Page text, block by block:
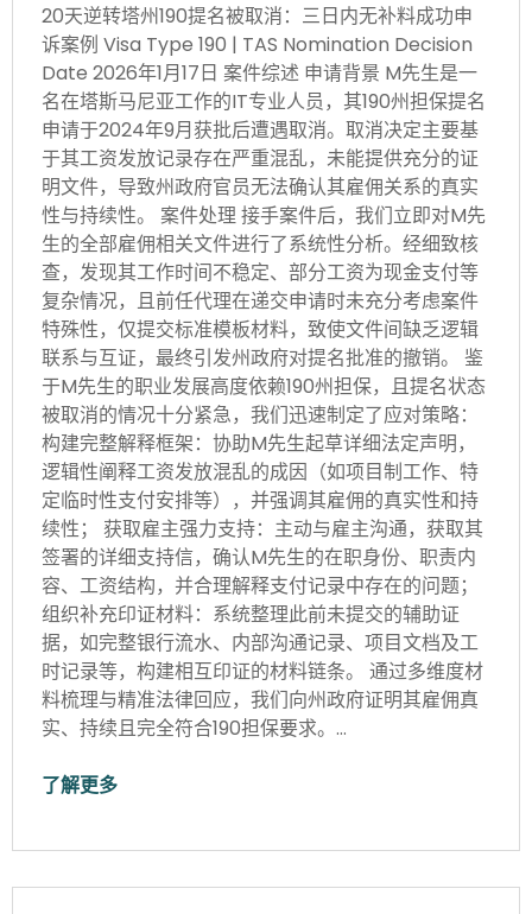
20天逆转塔州190提名被取消：三日内无补料成功申
诉案例 Visa Type 190 | TAS Nomination Decision
Date 2026年1月17日 案件综述 申请背景 M先生是一
名在塔斯马尼亚工作的IT专业人员，其190州担保提名
申请于2024年9月获批后遭遇取消。取消决定主要基
于其工资发放记录存在严重混乱，未能提供充分的证
明文件，导致州政府官员无法确认其雇佣关系的真实
性与持续性。 案件处理 接手案件后，我们立即对M先
生的全部雇佣相关文件进行了系统性分析。经细致核
查，发现其工作时间不稳定、部分工资为现金支付等
复杂情况，且前任代理在递交申请时未充分考虑案件
特殊性，仅提交标准模板材料，致使文件间缺乏逻辑
联系与互证，最终引发州政府对提名批准的撤销。 鉴
于M先生的职业发展高度依赖190州担保，且提名状态
被取消的情况十分紧急，我们迅速制定了应对策略：
构建完整解释框架：协助M先生起草详细法定声明，
逻辑性阐释工资发放混乱的成因（如项目制工作、特
定临时性支付安排等），并强调其雇佣的真实性和持
续性； 获取雇主强力支持：主动与雇主沟通，获取其
签署的详细支持信，确认M先生的在职身份、职责内
容、工资结构，并合理解释支付记录中存在的问题；
组织补充印证材料：系统整理此前未提交的辅助证
据，如完整银行流水、内部沟通记录、项目文档及工
时记录等，构建相互印证的材料链条。 通过多维度材
料梳理与精准法律回应，我们向州政府证明其雇佣真
实、持续且完全符合190担保要求。…
了解更多